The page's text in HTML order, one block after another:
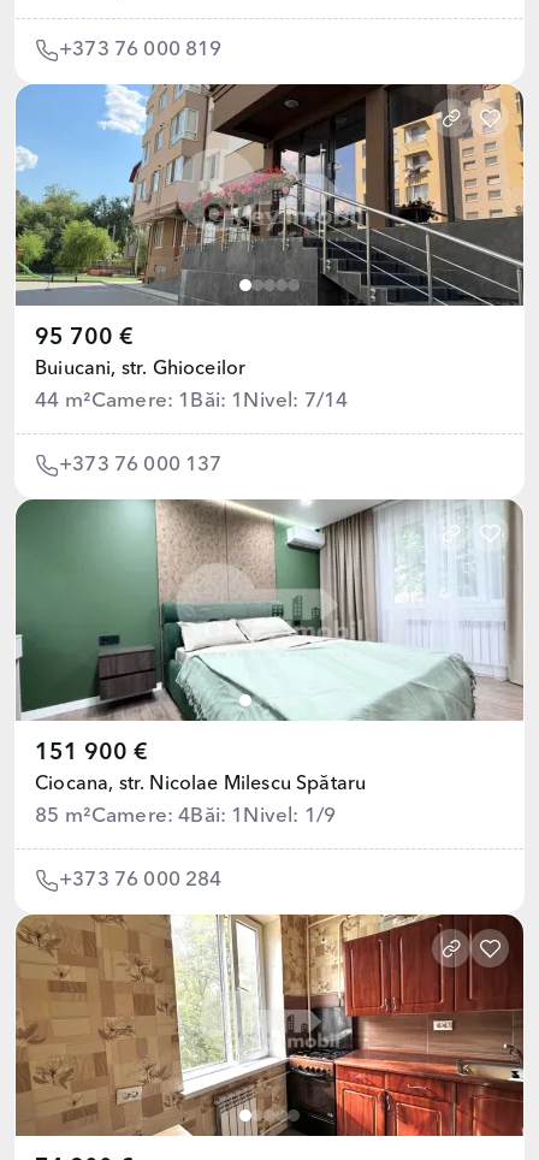
+373 76 000 819
95 700 €
Buiucani, str. Ghioceilor
44 m²Camere: 1 Băi: 1 Nivel: 7/14
+373 76 000 137
151 900 €
Ciocana, str. Nicolae Milescu Spătaru
85 m²Camere: 4Băi: 1 Nivel: 1/9
+373 76 000 284